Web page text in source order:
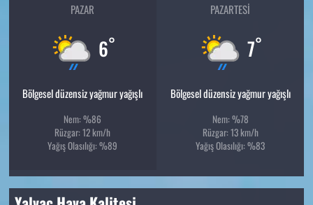
PAZAR
6°
Bölgesel düzensiz yağmur yağışlı
Nem: %86
Rüzgar: 12 km/h
Yağış Olasılığı: %89
PAZARTESI
7°
Bölgesel düzensiz yağmur yağışlı
Nem: %78
Rüzgar: 13 km/h
Yağış Olasılığı: %83